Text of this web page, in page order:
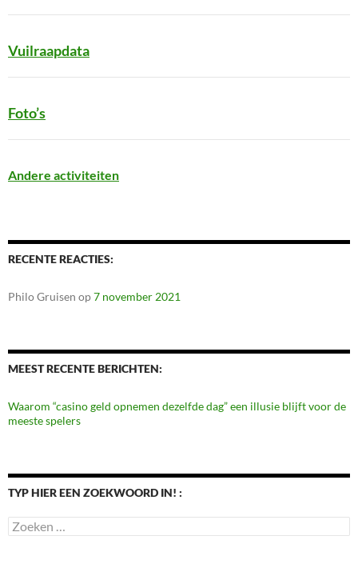
Vuilraapdata
Foto’s
Andere activiteiten
RECENTE REACTIES:
Philo Gruisen op7 november 2021
MEEST RECENTE BERICHTEN:
Waarom “casino geld opnemen dezelfde dag” een illusie blijft voor de
meeste spelers
TYP HIER EEN ZOEKWOORD IN! :
Zoeken
naar: